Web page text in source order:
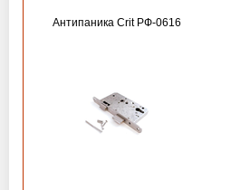
Антипаника Crit РФ-0616